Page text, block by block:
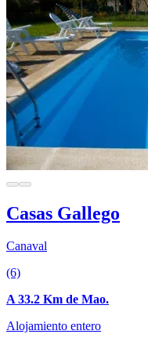
Casas Gallego
Canaval
(6)
A 33.2 Km de Mao.
Alojamiento entero